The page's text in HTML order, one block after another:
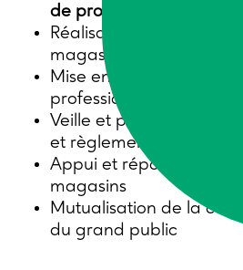
de producteurs
Réalisation de visites
magasins
Mise en réseau avec
professionnels
Veille et partage
et règlementaires
Appui et réponses aux
magasins
Mutualisation de la
du grand public